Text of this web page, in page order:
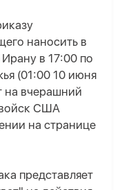
наносить в
в 17:00 по
(01:00 10 июня
на вчерашний
войск США
на странице
представляет